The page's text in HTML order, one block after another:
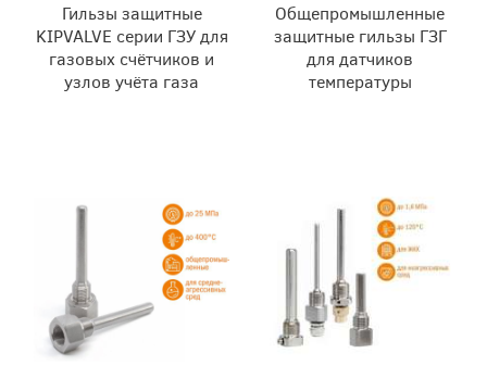
Гильзы защитные
KIPVALVE серии ГЗУ для
газовых счётчиков и
узлов учёта газа
Общепромышленные
защитные гильзы ГЗГ
для датчиков
температуры